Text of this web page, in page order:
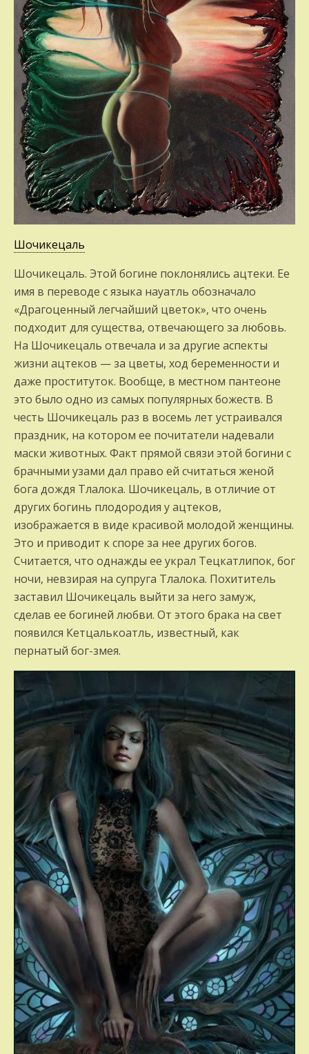
Шочикецаль
Шочикецаль. Этой богине поклонялись ацтеки. Ее
имя в переводе с языка науатль обозначало
«Драгоценный легчайший цветок», что очень
подходит для существа, отвечающего за любовь.
На Шочикецаль отвечала и за другие аспекты
жизни ацтеков — за цветы, ход беременности и
даже проституток. Вообще, в местном пантеоне
это было одно из самых популярных божеств. В
честь Шочикецаль раз в восемь лет устраивался
праздник, на котором ее почитатели надевали
маски животных. Факт прямой связи этой богини с
брачными узами дал право ей считаться женой
бога дождя Тлалока. Шочикецаль, в отличие от
других богинь плодородия у ацтеков,
изображается в виде красивой молодой женщины.
Это и приводит к споре за нее других богов.
Считается, что однажды ее украл Тецкатлипок, бог
ночи, невзирая на супруга Тлалока. Похититель
заставил Шочикецаль выйти за него замуж,
сделав ее богиней любви. От этого брака на свет
появился Кетцалькоатль, известный, как
пернатый бог-змея.